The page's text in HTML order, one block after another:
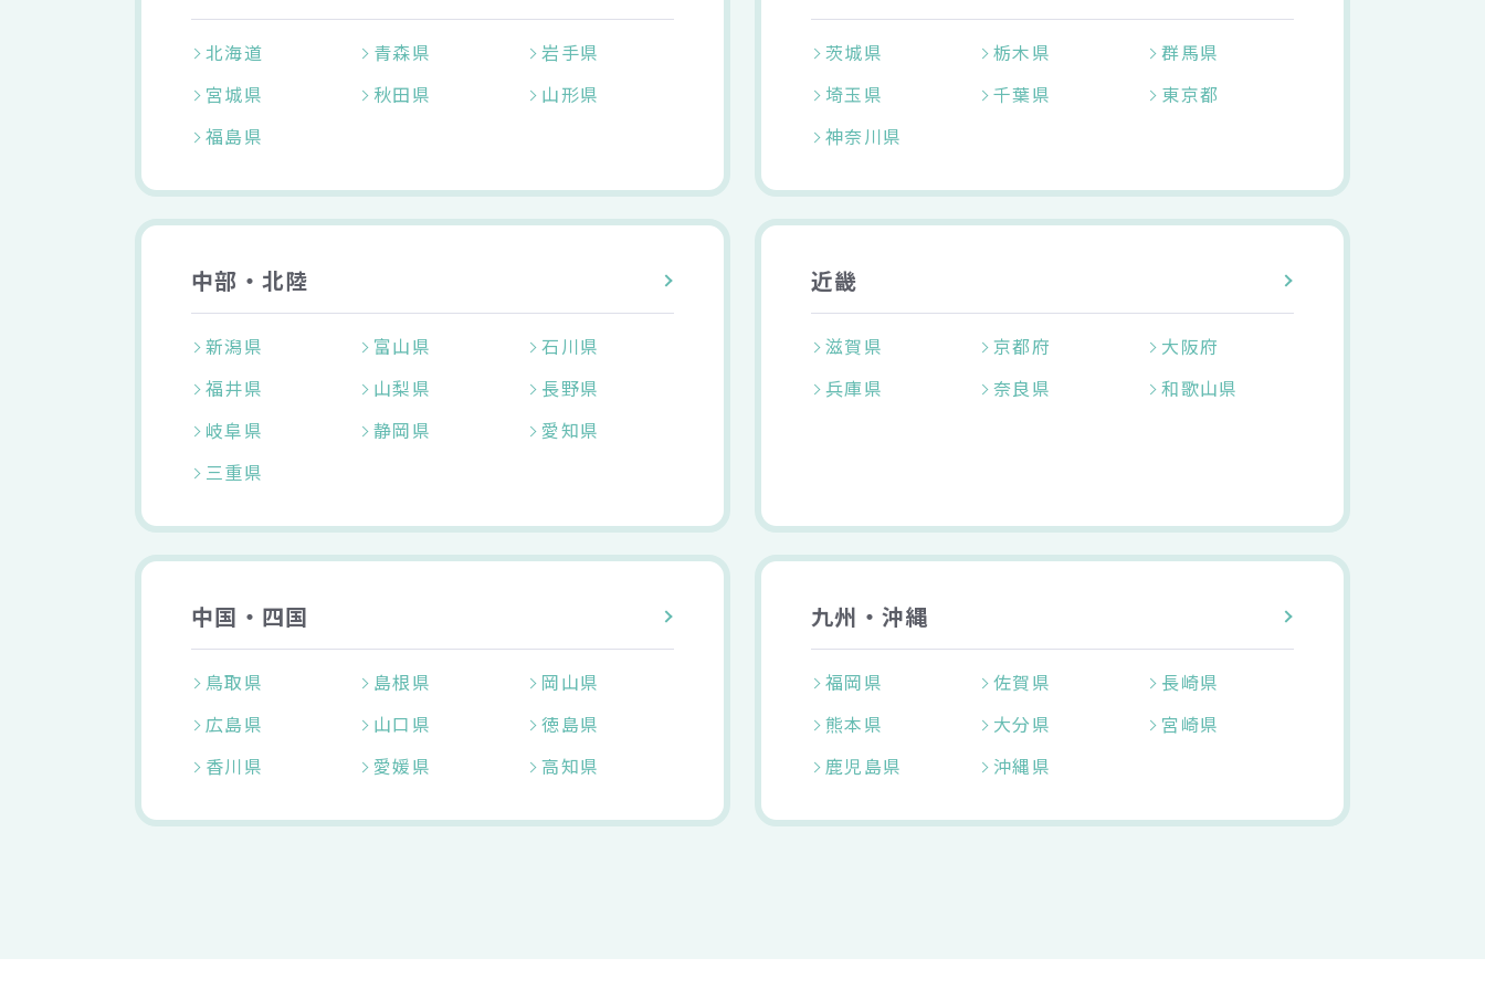
北海道 青森県
岩手県
宮城県
秋田県
山形県
福島県
茨城県 栃木県
群馬県
埼玉県
千葉県
東京都
神奈川県
中部・北陸
新潟県 富山県
石川県
福井県
山梨県
長野県
岐阜県
静岡県
愛知県
三重県
近畿
滋賀県 京都府
大阪府
兵庫県
奈良県 和歌山県
中国・四国
鳥取県 島根県
岡山県
広島県
山口県
徳島県
香川県
愛媛県 高知県
九州・沖縄
福岡県 佐賀県
長崎県
熊本県
大分県
宮崎県
鹿児島県
沖縄県